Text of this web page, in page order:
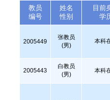
教员
编号
姓名
性别
目前
学
2005449
张教员
(男)
本科
2005443
白教员
(男)
本科